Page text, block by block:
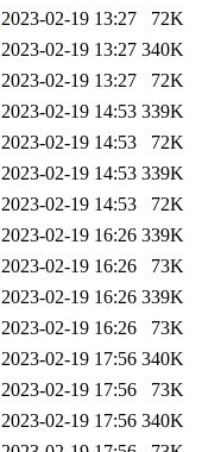
2023-02-19 13:27
72K
2023-02-19 13:27 340K
2023-02-19 13:27
72K
2023-02-19 14:53 339K
2023-02-19 14:53
72K
2023-02-19 14:53 339K
2023-02-19 14:53
72K
2023-02-19 16:26 339K
2023-02-19 16:26
73K
2023-02-19 16:26 339K
2023-02-19 16:26
73K
2023-02-19 17:56 340K
2023-02-19 17:56
73K
2023-02-19 17:56 340K